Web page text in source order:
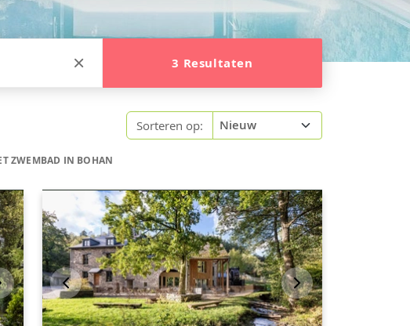
3 Resultaten
Sorteren op:
ZWEMBAD IN BOHAN